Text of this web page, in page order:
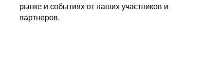
рынке и событиях от наших участников и
партнеров.